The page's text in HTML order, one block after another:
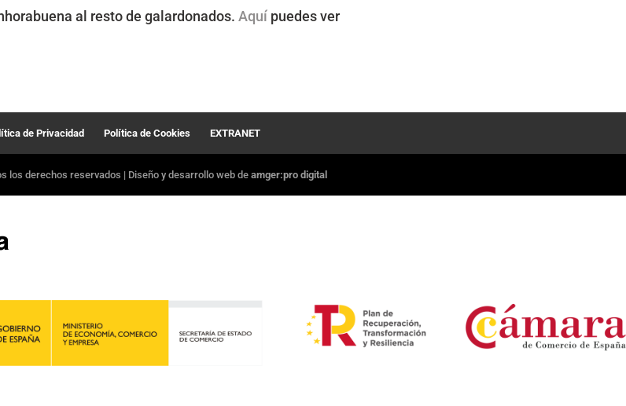
al resto de galardonados. Aquí puedes ver
de Privacidad Política de Cookies EXTRANET
los derechos reservados | Diseño y desarrollo web de amger:pro digital